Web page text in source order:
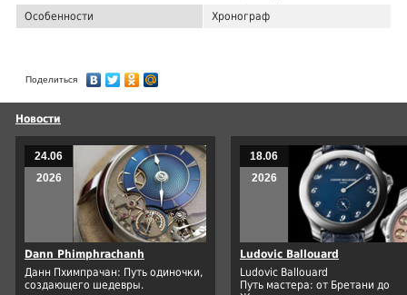
Особенности
Хронограф
Поделиться
Новости
24.06
2026
Dann Phimphrachanh
Данн Пхимпрачан: Путь одиночки,
создающего шедевры.
18.06
2026
Ludovic Ballouard
Ludovic Ballouard
Путь мастера: от Бретани до